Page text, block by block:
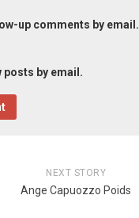
up comments by email.
posts by email.
NEXT STORY
Ange Capuozzo Poids